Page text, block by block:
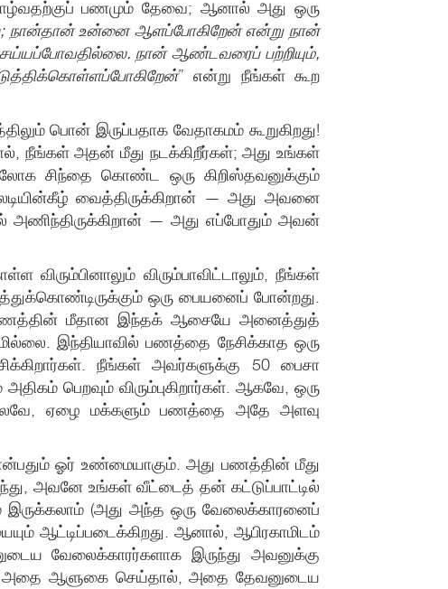
பணமும் தேவை; ஆனால் அது ஒரு
உன்னை ஆளப்போகிறேன் என்று நான்
நான் ஆண்டவரைப் பற்றியும்,
” என்று நீங்கள் கூற
பொன் இருப்பதாக வேதாகமம் கூறுகிறது!
நீங்கள் அதன் மீது நடக்கிறீர்கள்; அது உங்கள்
சிந்தை கொண்ட ஒரு கிறிஸ்தவனுக்கும்
வைத்திருக்கிறான் — அது அவனை
— அது எப்போதும் அவன்
விரும்பாவிட்டாலும், நீங்கள்
ஒரு பையனைப் போன்றது.
பணத்தின் மீதான இந்தக் ஆசையே அனைத்துத்
இந்தியாவில் பணத்தை நேசிக்காத ஒரு
நீங்கள் அவர்களுக்கு 50 பைசா
பெறவும் விரும்புகிறார்கள். ஆகவே, ஒரு
ஏழை மக்களும் பணத்தை அதே அளவு
என்பதும் ஓர் உண்மையாகும். அது பணத்தின் மீது
அவனே உங்கள் வீட்டைத் தன் கட்டுப்பாட்டில்
இருக்கலாம் (அது அந்த ஒரு வேலைக்காரனைப்
ஆட்டிப்படைக்கிறது. ஆனால், ஆபிரகாமிடம்
வேலைக்காரர்களாக இருந்து அவனுக்கு
அதை ஆளுகை செய்தால், அதை தேவனுடைய